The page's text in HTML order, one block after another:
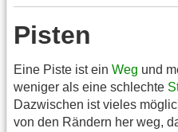
Pisten
Eine Piste ist ein Weg und
weniger als eine schlechte
Dazwischen ist vieles
von den Rändern her weg,